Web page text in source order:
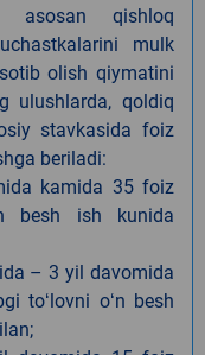
asosan qishloq
mulk
olish qiymatini
ulushlarda, qoldiq
stavkasida foiz
beriladi:
kamida 35 foiz
besh ish kunida
– 3 yil davomida
toʻlovni oʻn besh